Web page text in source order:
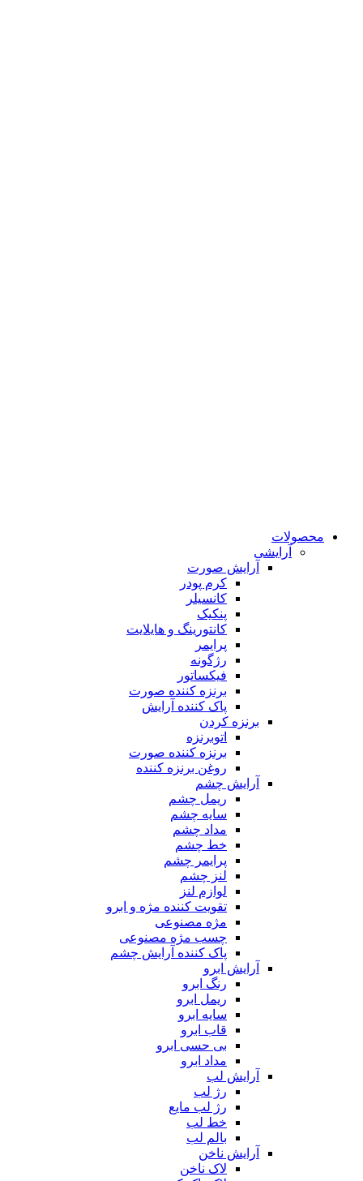
محصولات
آرایشی
آرایش صورت
کرم پودر
کانسیلر
پنکیک
کانتورینگ و هایلایت
پرایمر
رژگونه
فیکساتور
برنزه کننده صورت
پاک کننده آرایش
برنزه کردن
اتوبرنزه
برنزه کننده صورت
روغن برنزه کننده
آرایش چشم
ریمل چشم
سایه چشم
مداد چشم
خط چشم
پرایمر چشم
لنز چشم
لوازم لنز
تقویت کننده مژه و ابرو
مژه مصنوعی
چسب مژه مصنوعی
پاک کننده آرایش چشم
آرایش ابرو
رنگ ابرو
ریمل ابرو
سایه ابرو
قاب ابرو
بی حسی ابرو
مداد ابرو
آرایش لب
رژ لب
رژ لب مایع
خط لب
بالم لب
آرایش ناخن
لاک ناخن